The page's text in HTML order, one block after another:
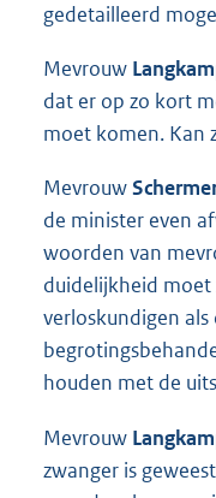
gedetailleerd
Mevrouw
dat er op zo kort
moet komen. Kan
Mevrouw
de minister even
woorden van
duidelijkheid moet
verloskundigen
houden met de
Mevrouw
zwanger is